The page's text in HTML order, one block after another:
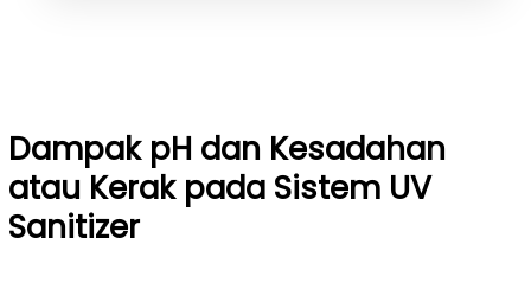
Dampak pH dan Kesadahan
atau Kerak pada Sistem UV
Sanitizer